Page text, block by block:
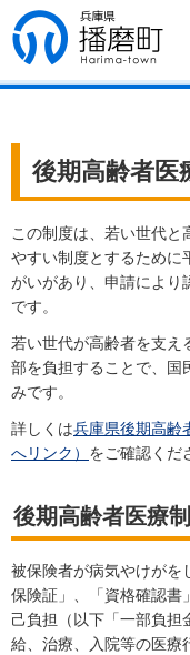
兵庫県 播磨
町
後期高齢者医
この制度は、若い世代と
やすい制度とするために
がいがあり、申請により
です。
若い世代が高齢者を支え
部を負担することで、国
みです。
詳しくは兵庫県後期高齢
へリンク） をご確認くだ
後期高齢者医療
被保険者が病気やけがを
保険証」、「資格確認書
己負担（以下「一部負担
給、治療、入院等の医療